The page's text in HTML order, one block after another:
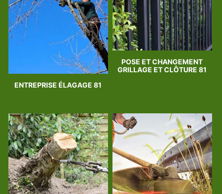
ENTREPRISE ÉLAGAGE 81
POSE ET CHANGEMENT
GRILLAGE ET CLÔTURE 81